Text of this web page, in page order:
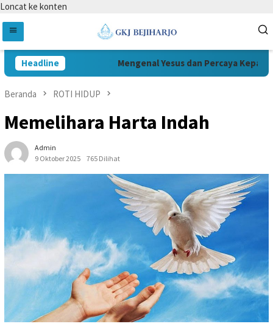
Loncat ke konten
Headline Mengenal Yesus dan Percaya Kepada
Beranda ROTI HIDUP
Memelihara Harta Indah
Admin
9 Oktober 2025
765 Dilihat